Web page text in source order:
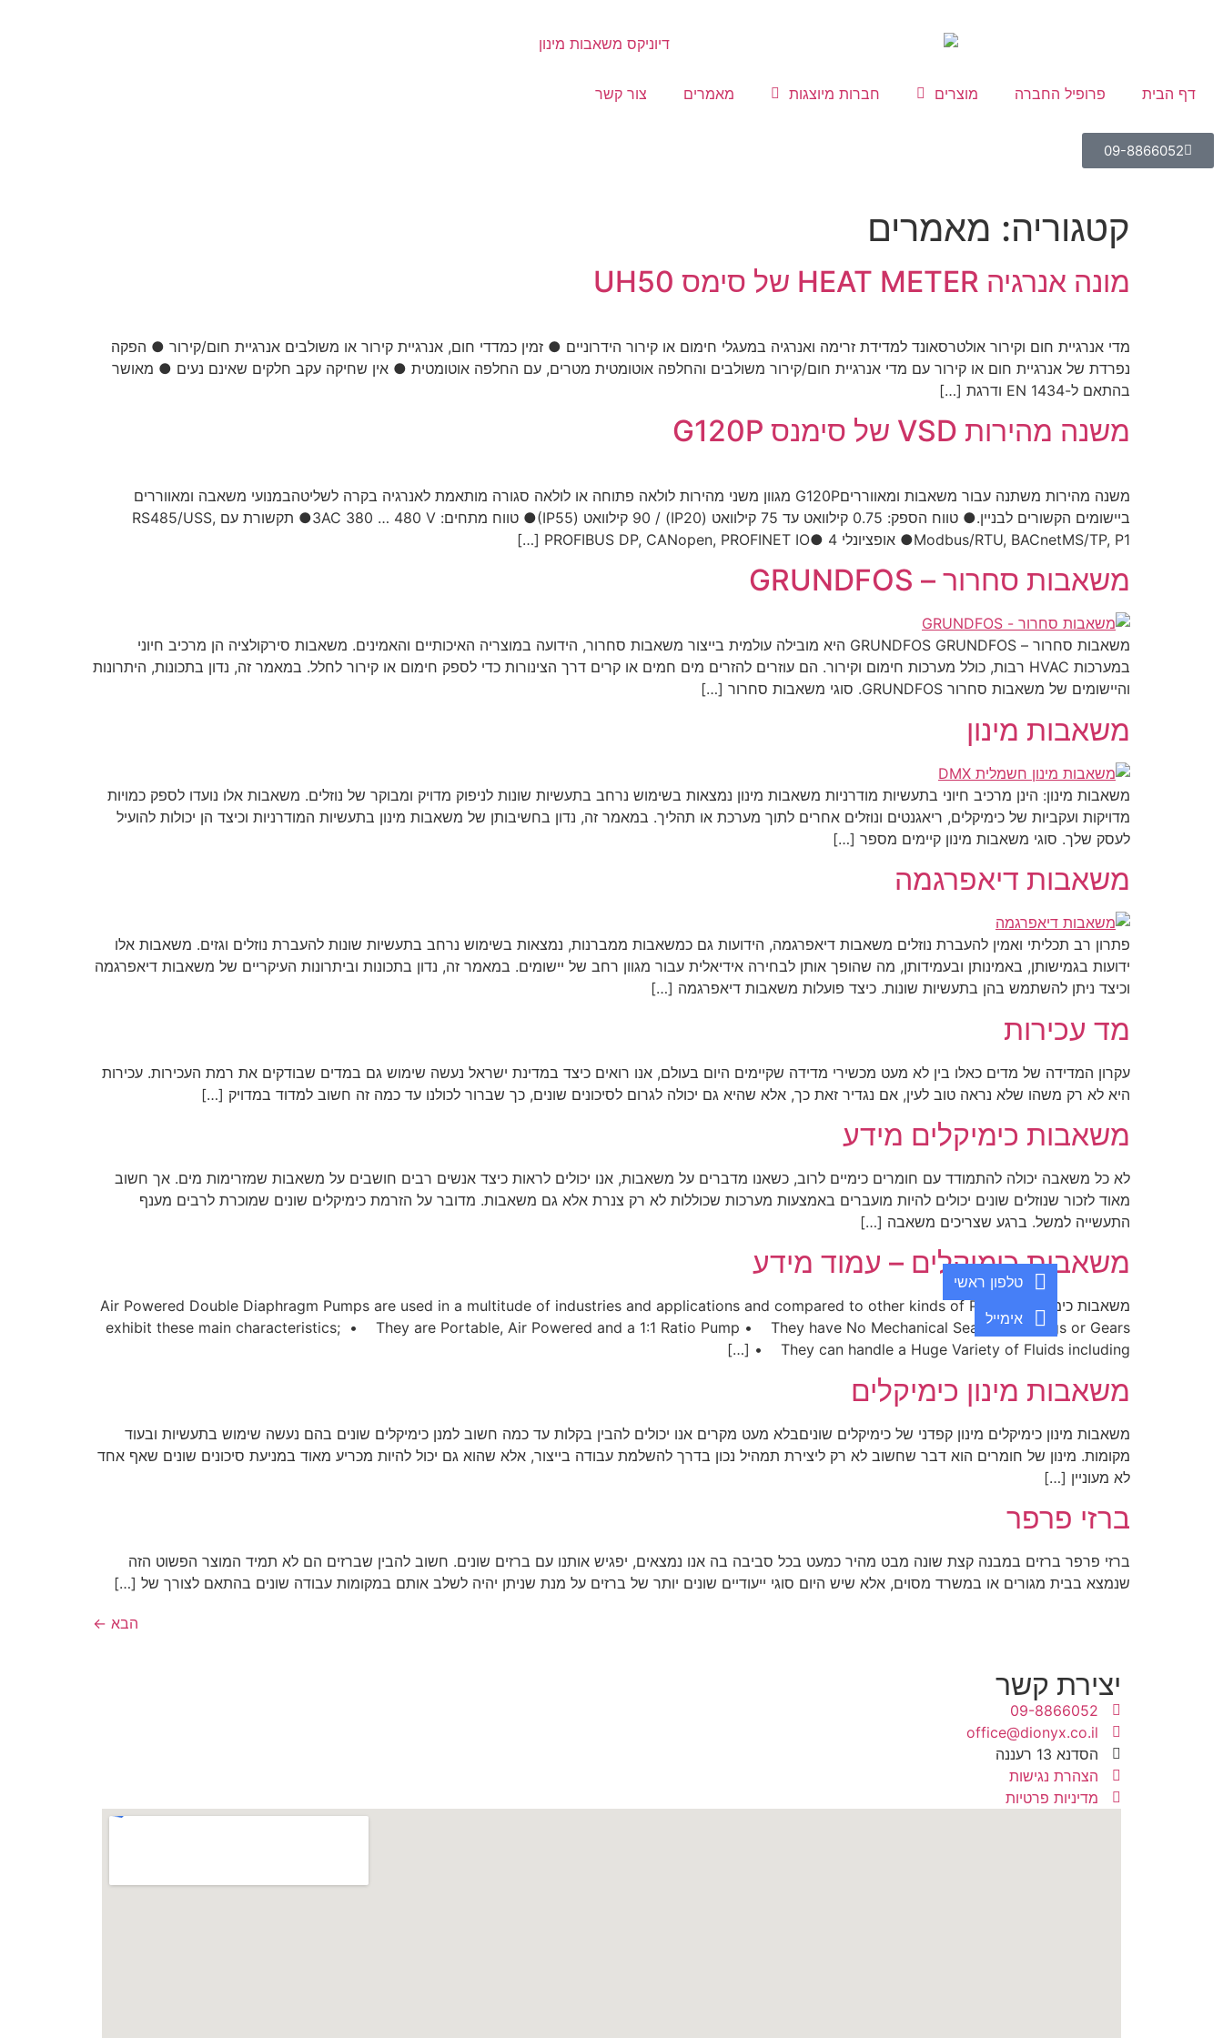
דף הבית פרופיל החברה מוצרים חברות מיוצגות מאמרים צור קשר
09-8866052
קטגוריה: מאמרים
מונה אנרגיה HEAT METER של סימס UH50
מדי אנרגיית חום וקירור אולטרסאונד למדידת זרימה ואנרגיה במעגלי חימום או קירור הידרוניים ● זמין כמדדי חום, אנרגיית קירור או משולבים אנרגיית חום/קירור ● הפקה
נפרדת של אנרגיית חום או קירור עם מדי אנרגיית חום/קירור משולבים והחלפה אוטומטית מטרים, עם החלפה אוטומטית ● אין שחיקה עקב חלקים שאינם נעים ● מאושר
בהתאם ל-EN 1434 ודרגת […]
משנה מהירות VSD של סימנס G120P
משנה מהירות משתנה עבור משאבות ומאוורריםG120P מגוון משני מהירות לולאה פתוחה או לולאה סגורה מותאמת לאנרגיה בקרה לשליטהבמנועי משאבה ומאווררים
ביישומים הקשורים לבניין.● טווח הספק: 0.75 קילוואט עד 75 קילוואט (IP20) / 90 קילוואט (IP55)● טווח מתחים: 3AC 380 … 480 V● תקשורת עם RS485/USS,
Modbus/RTU, BACnetMS/TP, P1● אופציונלי PROFIBUS DP, CANopen, PROFINET IO● 4 […]
משאבות סחרור – GRUNDFOS
משאבות סחרור – GRUNDFOS GRUNDFOS היא מובילה עולמית בייצור משאבות סחרור, הידועה במוצריה האיכותיים והאמינים. משאבות סירקולציה הן מרכיב חיוני
במערכות HVAC רבות, כולל מערכות חימום וקירור. הם עוזרים להזרים מים חמים או קרים דרך הצינורות כדי לספק חימום או קירור לחלל. במאמר זה, נדון בתכונות, היתרונות
והיישומים של משאבות סחרור GRUNDFOS. סוגי משאבות סחרור […]
משאבות מינון
משאבות מינון: הינן מרכיב חיוני בתעשיות מודרניות משאבות מינון נמצאות בשימוש נרחב בתעשיות שונות לניפוק מדויק ומבוקר של נוזלים. משאבות אלו נועדו לספק כמויות
מדויקות ועקביות של כימיקלים, ריאגנטים ונוזלים אחרים לתוך מערכת או תהליך. במאמר זה, נדון בחשיבותן של משאבות מינון בתעשיות המודרניות וכיצד הן יכולות להועיל
לעסק שלך. סוגי משאבות מינון קיימים מספר […]
משאבות דיאפרגמה
פתרון רב תכליתי ואמין להעברת נוזלים משאבות דיאפרגמה, הידועות גם כמשאבות ממברנות, נמצאות בשימוש נרחב בתעשיות שונות להעברת נוזלים וגזים. משאבות אלו
ידועות בגמישותן, באמינותן ובעמידותן, מה שהופך אותן לבחירה אידיאלית עבור מגוון רחב של יישומים. במאמר זה, נדון בתכונות וביתרונות העיקריים של משאבות דיאפרגמה
וכיצד ניתן להשתמש בהן בתעשיות שונות. כיצד פועלות משאבות דיאפרגמה […]
מד עכירות
עקרון המדידה של מדים כאלו בין לא מעט מכשירי מדידה שקיימים היום בעולם, אנו רואים כיצד במדינת ישראל נעשה שימוש גם במדים שבודקים את רמת העכירות. עכירות
היא לא רק משהו שלא נראה טוב לעין, אם נגדיר זאת כך, אלא שהיא גם יכולה לגרום לסיכונים שונים, כך שברור לכולנו עד כמה זה חשוב למדוד במדויק […]
משאבות כימיקלים מידע
לא כל משאבה יכולה להתמודד עם חומרים כימיים לרוב, כשאנו מדברים על משאבות, אנו יכולים לראות כיצד אנשים רבים חושבים על משאבות שמזרימות מים. אך חשוב
מאוד לזכור שנוזלים שונים יכולים להיות מועברים באמצעות מערכות שכוללות לא רק צנרת אלא גם משאבות. מדובר על הזרמת כימיקלים שונים שמוכרת לרבים מענף
התעשייה למשל. ברגע שצריכים משאבה […]
משאבות כימיקלים – עמוד מידע
משאבות כימיקליםAir Powered Double Diaphragm Pumps are used in a multitude of industries and applications and compared to other kinds of Pumps,
exhibit these main characteristics; • They are Portable, Air Powered and a 1:1 Ratio Pump • They have No Mechanical Seals, Couplings or Gears
• They can handle a Huge Variety of Fluids including […]
משאבות מינון כימיקלים
משאבות מינון כימיקלים מינון קפדני של כימיקלים שוניםבלא מעט מקרים אנו יכולים להבין בקלות עד כמה חשוב למנן כימיקלים שונים בהם נעשה שימוש בתעשיות ובעוד
מקומות. מינון של חומרים הוא דבר שחשוב לא רק ליצירת תמהיל נכון בדרך להשלמת עבודה בייצור, אלא שהוא גם יכול להיות מכריע מאוד במניעת סיכונים שונים שאף אחד
לא מעוניין […]
ברזי פרפר
ברזי פרפר ברזים במבנה קצת שונה מבט מהיר כמעט בכל סביבה בה אנו נמצאים, יפגיש אותנו עם ברזים שונים. חשוב להבין שברזים הם לא תמיד המוצר הפשוט הזה
שנמצא בבית מגורים או במשרד מסוים, אלא שיש היום סוגי ייעודיים שונים יותר של ברזים על מנת שניתן יהיה לשלב אותם במקומות עבודה שונים בהתאם לצורך של […]
הבא ←
יצירת קשר
09-8866052
office@dionyx.co.il
הסדנא 13 רעננה
הצהרת נגישות
מדיניות פרטיות
טלפון ראשי
אימייל